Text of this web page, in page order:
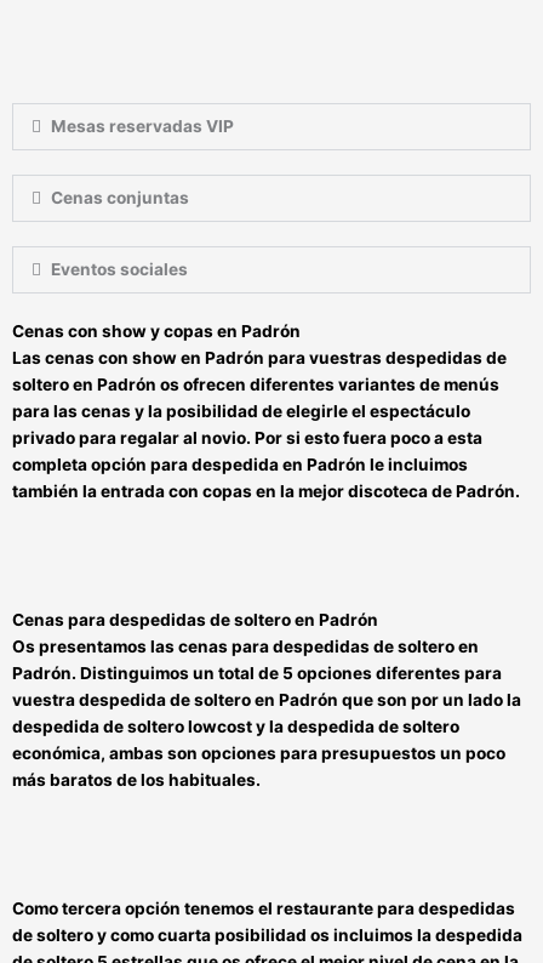
Mesas reservadas VIP
Cenas conjuntas
Eventos sociales
Cenas con show y copas en Padrón
Lascenas con show en Padrón para vuestrasdespedidas de
soltero en Padrón os ofrecen diferentes variantes de menús
para las cenas y la posibilidad de elegirle el espectáculo
privado para regalar al novio. Por si esto fuera poco a esta
completa opción paradespedidaen Padrón le incluimos
también laentrada con copas en lamejor discoteca de Padrón.
Cenas para despedidas de soltero en Padrón
Os presentamos lascenas para despedidas de soltero en
Padrón. Distinguimos un total de 5 opciones diferentes para
vuestradespedida de soltero en Padrón que son por un lado la
despedida de soltero lowcosty ladespedida de soltero
económica, ambas son opciones parapresupuestos un poco
más baratosde los habituales.
Como tercera opción tenemos el restaurante para despedidas
de solteroy como cuarta posibilidad os incluimos ladespedida